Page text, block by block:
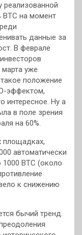
реализованной
на момент
данные за
В феврале
марта уже
положение
эффектом,
интересное. Ну а
в поле зрения
на 60%.
площадках,
автоматически
BTC (около
к снижению
бычий тренд.